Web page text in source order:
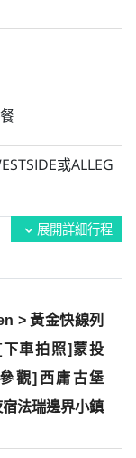
或ALLEG
expand_more 展開詳細行程
> 黃金快線列
車拍照]蒙投
觀]西庸古堡
法瑞邊界小鎮